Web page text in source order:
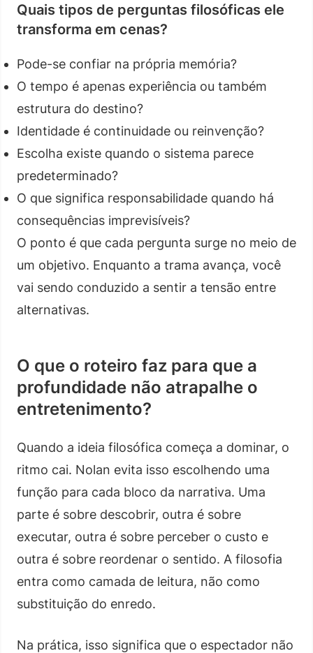
Quais tipos de perguntas filosóficas ele
transforma em cenas?
Pode-se confiar na própria memória?
O tempo é apenas experiência ou também
estrutura do destino?
Identidade é continuidade ou reinvenção?
Escolha existe quando o sistema parece
predeterminado?
O que significa responsabilidade quando há
consequências imprevisíveis?
O ponto é que cada pergunta surge no meio de
um objetivo. Enquanto a trama avança, você
vai sendo conduzido a sentir a tensão entre
alternativas.
O que o roteiro faz para que a
profundidade não atrapalhe o
entretenimento?
Quando a ideia filosófica começa a dominar, o
ritmo cai. Nolan evita isso escolhendo uma
função para cada bloco da narrativa. Uma
parte é sobre descobrir, outra é sobre
executar, outra é sobre perceber o custo e
outra é sobre reordenar o sentido. A filosofia
entra como camada de leitura, não como
substituição do enredo.
Na prática, isso significa que o espectador não